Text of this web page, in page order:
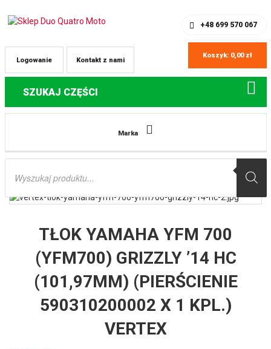
+48 699 570 067
Kontakt z nami
Logowanie
Koszyk: 0,00 zł
SZUKAJ CZĘŚCI
Marka
Wyszukiwarka
Części do quadów Yamaha
VERTEX
TŁOK YAMAHA YFM 700
(YFM700) GRIZZLY ’14 HC
(101,97MM) (PIERŚCIENIE
590310200002 X 1 KPL.)
VERTEX